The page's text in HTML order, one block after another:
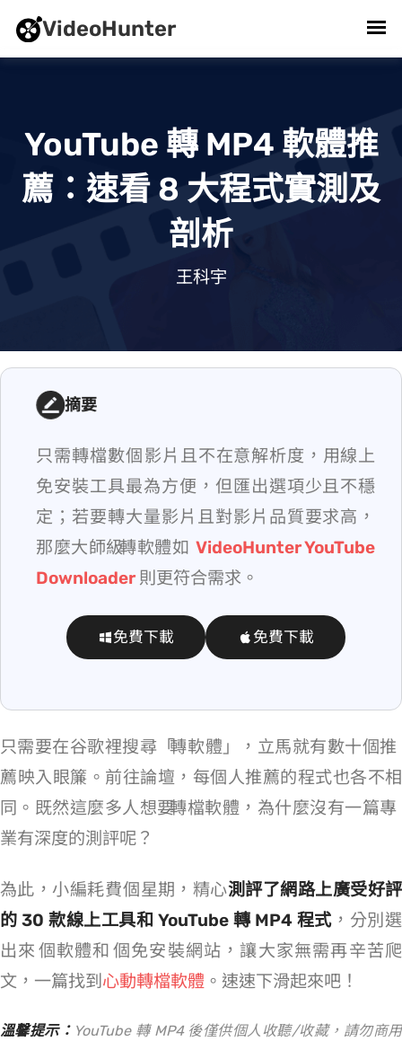
VideoHunter
YouTube 轉 MP4 軟體推
薦：速看 8 大程式實測及
剖析
2026/04/30 . 王科宇
摘要
只需轉檔數個 YT 影片且不在意解析度，用線上
免安裝工具最為方便，但匯出選項少且不穩
定；若要轉大量影片且對影片品質要求高，
那麼大師級 YouTube 轉 MP4 軟體如 VideoHunter YouTube
Downloader 則更符合需求。
免費下載 免費下載
只需要在谷歌裡搜尋「YouTube 轉 MP4 軟體」，立馬就有數十個推
薦映入眼簾。前往論壇，每個人推薦的程式也各不相
同。既然這麼多人想要 YouTube 轉檔軟體，為什麼沒有一篇專
業有深度的測評呢？
為此，小編耗費 1 個星期，精心測評了網路上廣受好評
的 30 款線上工具和 YouTube 轉 MP4 程式 ，分別選
出來 4 個軟體和 4 個免安裝網站，讓大家無需再辛苦爬
文，一篇找到心動 YT 轉檔軟體 。速速下滑 Get 起來吧！
溫馨提示： YouTube 轉 MP4 後僅供個人收聽/收藏，請勿商用